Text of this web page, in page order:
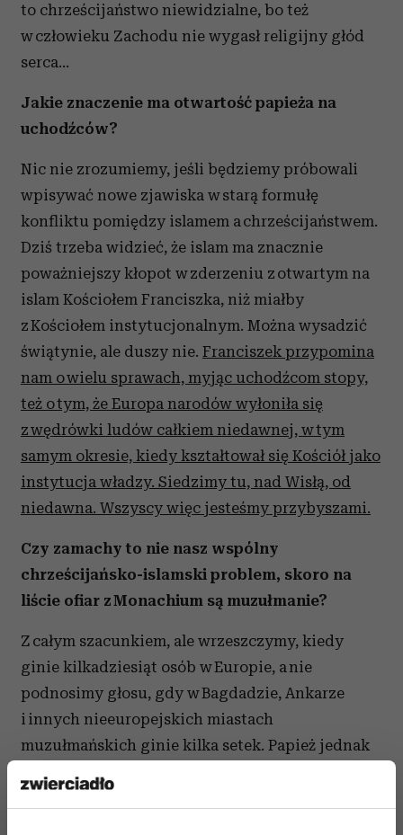
to chrześcijaństwo niewidzialne, bo też
w człowieku Zachodu nie wygasł religijny głód
serca…
Jakie znaczenie ma otwartość papieża na
uchodźców?
Nic nie zrozumiemy, jeśli będziemy próbowali
wpisywać nowe zjawiska w starą formułę
konfliktu pomiędzy islamem a chrześcijaństwem.
Dziś trzeba widzieć, że islam ma znacznie
poważniejszy kłopot w zderzeniu z otwartym na
islam Kościołem Franciszka, niż miałby
z Kościołem instytucjonalnym. Można wysadzić
świątynie, ale duszy nie. Franciszek przypomina
nam o wielu sprawach, myjąc uchodźcom stopy,
też o tym, że Europa narodów wyłoniła się
z wędrówki ludów całkiem niedawnej, w tym
samym okresie, kiedy kształtował się Kościół jako
instytucja władzy. Siedzimy tu, nad Wisłą, od
niedawna. Wszyscy więc jesteśmy przybyszami.
Czy zamachy to nie nasz wspólny
chrześcijańsko-islamski problem, skoro na
liście ofiar z Monachium są muzułmanie?
Z całym szacunkiem, ale wrzeszczymy, kiedy
ginie kilkadziesiąt osób w Europie, a nie
podnosimy głosu, gdy w Bagdadzie, Ankarze
i innych nieeuropejskich miastach
muzułmańskich ginie kilka setek. Papież jednak